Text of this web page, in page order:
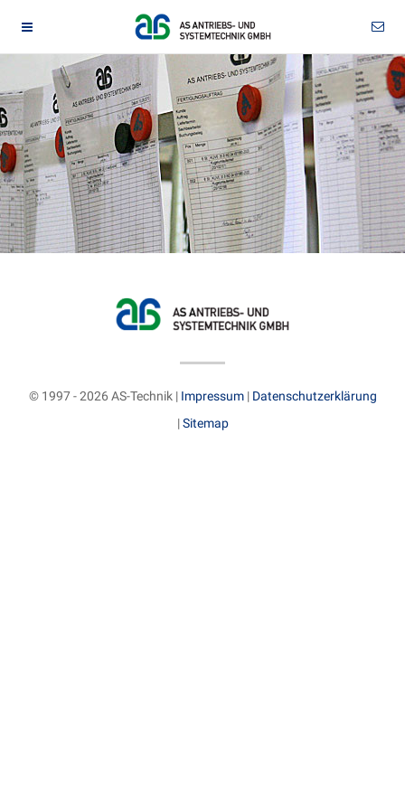
© 1997 - 2026 AS-Technik | Impressum| Datenschutzerklärung
|Sitemap